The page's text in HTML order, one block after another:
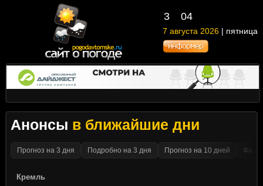
3 04
7 августа 2026 | пятница
Анонсы в ближайшие дни
Прогноз на 3 дня Подробно на 3 дня Прогноз на 10 дней
Кремль